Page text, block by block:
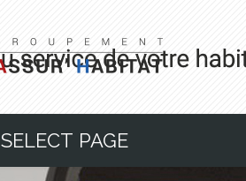
SELECT PAGE